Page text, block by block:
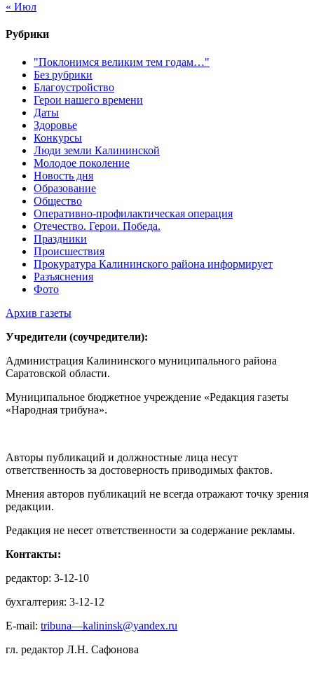
« Июл
Рубрики
"Поклонимся великим тем годам…"
Без рубрики
Благоустройство
Герои нашего времени
Даты
Здоровье
Конкурсы
Люди земли Калининской
Молодое поколение
Новость дня
Образование
Общество
Оперативно-профилактическая операция
Отечество. Герои. Победа.
Праздники
Происшествия
Прокуратура Калининского района информирует
Разъяснения
Фото
Архив газеты
Учредители (соучредители):
Администрация Калининского муниципального района
Саратовской области.
Муниципальное бюджетное учреждение «Редакция газеты
«Народная трибуна».
Авторы публикаций и должностные лица несут
ответственность за достоверность приводимых фактов.
Мнения авторов публикаций не всегда отражают точку зрения
редакции.
Редакция не несет ответственности за содержание рекламы.
Контакты:
редактор: 3-12-10
бухгалтерия: 3-12-12
E-mail: tribuna—kalininsk@yandex.ru
гл. редактор Л.Н. Сафонова